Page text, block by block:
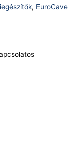
, EuroCave